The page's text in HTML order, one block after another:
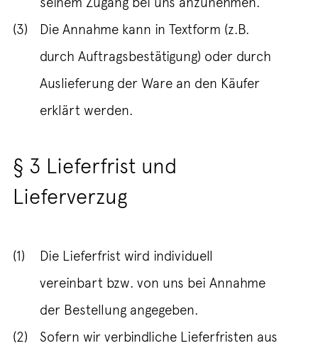
(3)
Die Annahme kann in Textform (z.B.
durch Auftragsbestätigung) oder durch
Auslieferung der Ware an den Käufer
erklärt werden.
§ 3 Lieferfrist und
Lieferverzug
(1)
Die Lieferfrist wird individuell
vereinbart bzw. von uns bei Annahme
der Bestellung angegeben.
(2)
Sofern wir verbindliche Lieferfristen aus